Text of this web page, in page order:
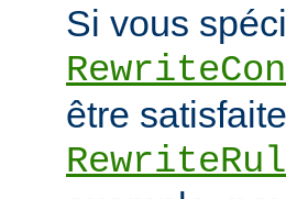
Si vous
être